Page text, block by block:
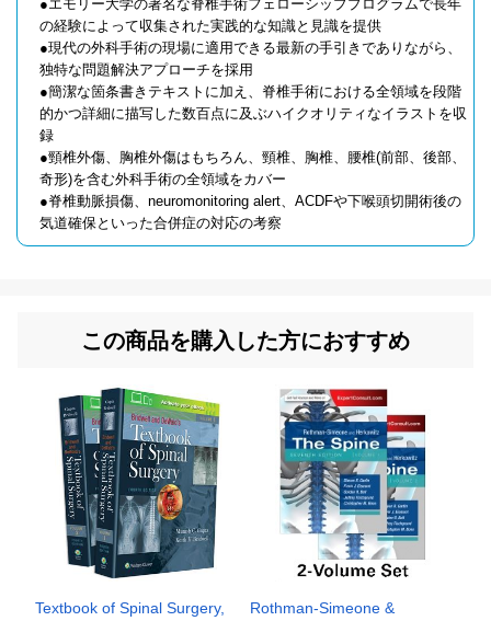
●エモリー大学の著名な脊椎手術フェローシッププログラムで長年
の経験によって収集された実践的な知識と見識を提供
●現代の外科手術の現場に適用できる最新の手引きでありながら、
独特な問題解決アプローチを採用
●簡潔な箇条書きテキストに加え、脊椎手術における全領域を段階
的かつ詳細に描写した数百点に及ぶハイクオリティなイラストを収
録
●頸椎外傷、胸椎外傷はもちろん、頸椎、胸椎、腰椎(前部、後部、
奇形)を含む外科手術の全領域をカバー
●脊椎動脈損傷、neuromonitoring alert、ACDFや下喉頭切開術後の
気道確保といった合併症の対応の考察
この商品を購入した方におすすめ
Textbook of Spinal Surgery,
Rothman-Simeone &